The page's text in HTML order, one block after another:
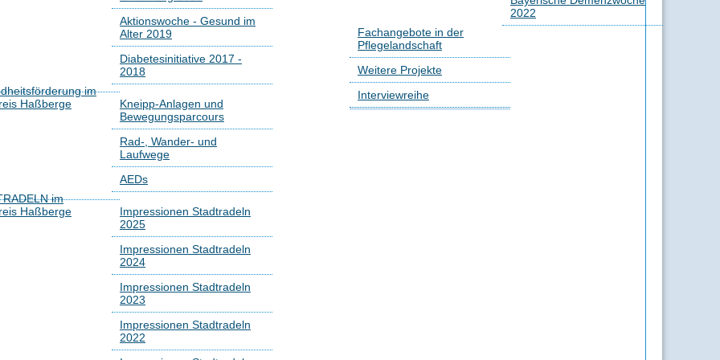
Aktionswoche - Gesund im
Alter 2019
Diabetesinitiative 2017 -
2018
im
Haßberge
Kneipp-Anlagen und
Bewegungsparcours
Rad-, Wander- und
Laufwege
AEDs
im
Haßberge
Impressionen Stadtradeln
2025
Impressionen Stadtradeln
2024
Impressionen Stadtradeln
2023
Impressionen Stadtradeln
2022
2022
Fachangebote in der
Pflegelandschaft
Weitere Projekte
Interviewreihe